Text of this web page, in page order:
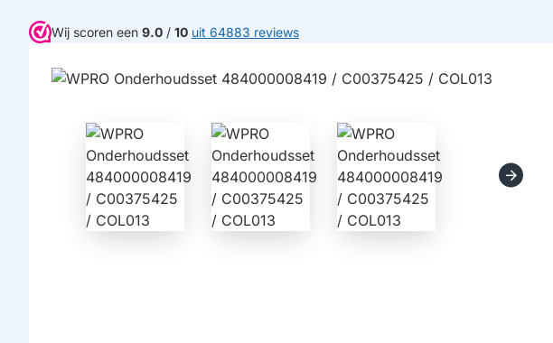
Wij scoren een 9.0 / 10 uit 64883 reviews